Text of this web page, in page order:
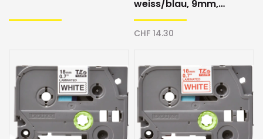
weiss/blau, 9mm,
Schriftband
CHF 14.30